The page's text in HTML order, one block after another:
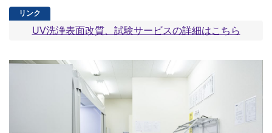
UV洗浄表面改質、試験サービスの詳細はこちら